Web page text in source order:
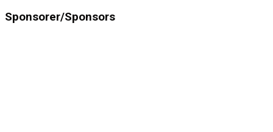
Sponsorer/Sponsors